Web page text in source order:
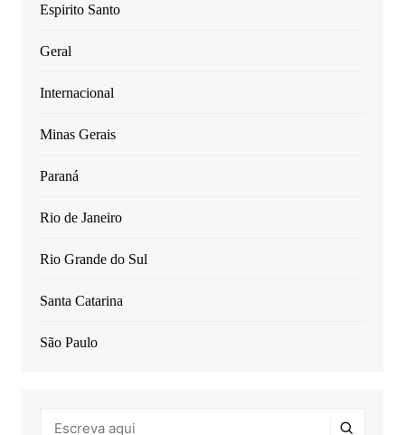
Espirito Santo
Geral
Internacional
Minas Gerais
Paraná
Rio de Janeiro
Rio Grande do Sul
Santa Catarina
São Paulo